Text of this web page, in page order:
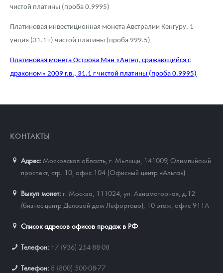
чистой платины (проба 0.9995)
Платиновая инвестиционная монета Австралии Кенгуру, 1
унция (31.1 г) чистой платины (проба 999.5)
Платиновая монета Острова Мэн «Ангел, сражающийся с
драконом» 2009 г.в., 31.1 г чистой платины (проба 0.9995)
КОНТАКТЫ
Адрес: Московская область, г. Мытищи, 141009, Олимпийский
проспект, стр. 10, офис 104 (Офисный центр «Альта»)
Выкуп монет: г. Москва, 111024, ул. Авиамоторная, д.12
(бизнес-центр Деловой дом Лефортово), 10 этаж, офис 911А
Список адресов офисов продаж в РФ
Телефон: +7 (936) 254-88-08
Телефон: 8 (800) 500-08-77